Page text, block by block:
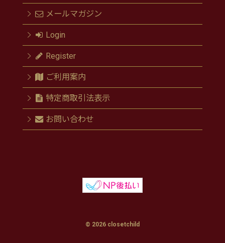
メールマガジン
Login
Register
ご利用案内
特定商取引法表示
お問い合わせ
© 2026 closetchild